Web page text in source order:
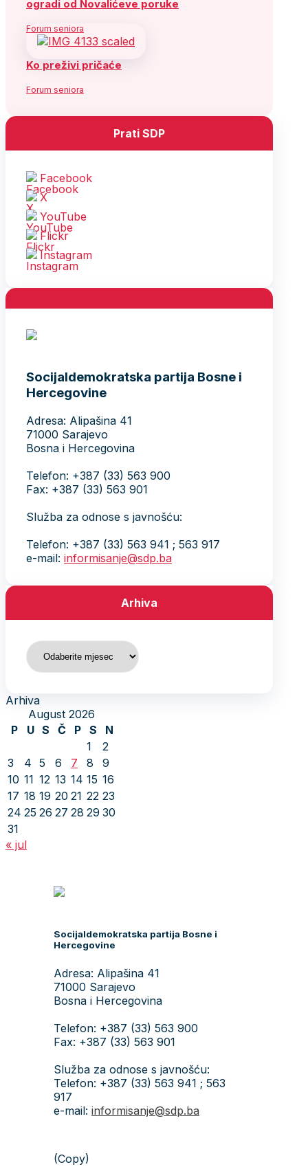
ogradi od Novalićeve poruke
Forum seniora
Ko preživi pričaće
Forum seniora
Prati SDP
Facebook
X
YouTube
Flickr
Instagram
Socijaldemokratska partija Bosne i
Hercegovine
Adresa: Alipašina 41
71000 Sarajevo
Bosna i Hercegovina
Telefon: +387 (33) 563 900
Fax: +387 (33) 563 901
Služba za odnose s javnošću:
Telefon: +387 (33) 563 941 ; 563 917
e-mail: informisanje@sdp.ba
Arhiva
Arhiva
Arhiva
August 2026
P
U S Č P S
N
1
2
3
4 5 6 7 8
9
10 11 12 13 14 15 16
17 18 19 20 21 22 23
24 25 26 27 28 29 30
31
« jul
Socijaldemokratska partija Bosne i
Hercegovine
Adresa: Alipašina 41
71000 Sarajevo
Bosna i Hercegovina
Telefon: +387 (33) 563 900
Fax: +387 (33) 563 901
Služba za odnose s javnošću:
Telefon: +387 (33) 563 941 ; 563
917
e-mail: informisanje@sdp.ba
(Copy)